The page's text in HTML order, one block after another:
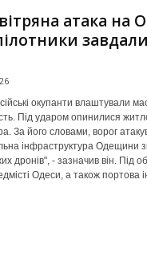
атака на
окупанти влаштували
Під ударом опинилися
За його словами, ворог
інфраструктура Одещини
дронів", - зазначив він. Під
Одеси, а також портова